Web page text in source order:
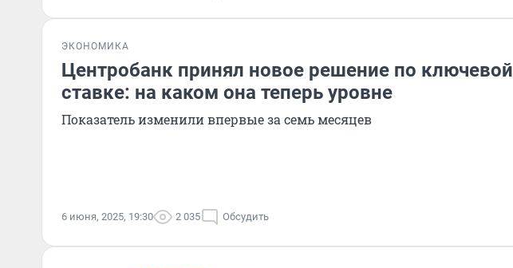
ЭКОНОМИКА
Центробанк принял новое решение по ключевой
ставке: на каком она теперь уровне
Показатель изменили впервые за семь месяцев
6 июня, 2025, 19:30 2 035 Обсудить